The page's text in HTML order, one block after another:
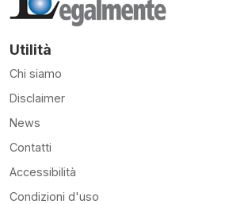
Utilità
Chi siamo
Disclaimer
News
Contatti
Accessibilità
Condizioni d'uso